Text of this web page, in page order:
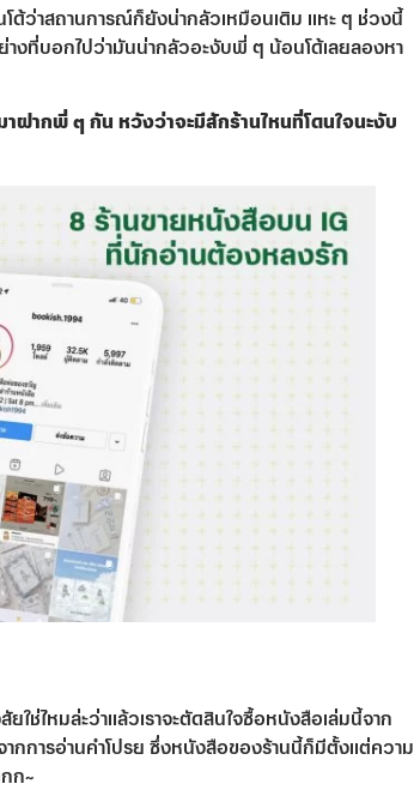
ว่าสถานการณ์ก็ยังน่ากลัวเหมือนเดิม แหะ ๆ ช่วงนี้
งที่บอกไปว่ามันน่ากลัวอะงับพี่ ๆ น้อนโด้เลยลองหา
ฝากพี่ ๆ กัน หวังว่าจะมีสักร้านไหนที่โดนใจนะงับ
ยใช่ไหมล่ะว่าแล้วเราจะตัดสินใจซื้อหนังสือเล่มนี้จาก
กการอ่านคำโปรย ซึ่งหนังสือของร้านนี้ก็มีตั้งแต่ความ
ก~